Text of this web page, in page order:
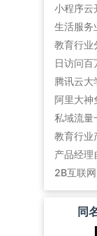
教育行业
阿里大神
私域流量
教育行业
产品经理
2B互联
同